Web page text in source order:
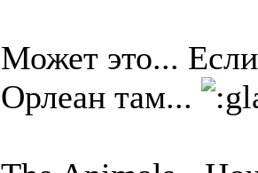
Может это...
Орлеан там...